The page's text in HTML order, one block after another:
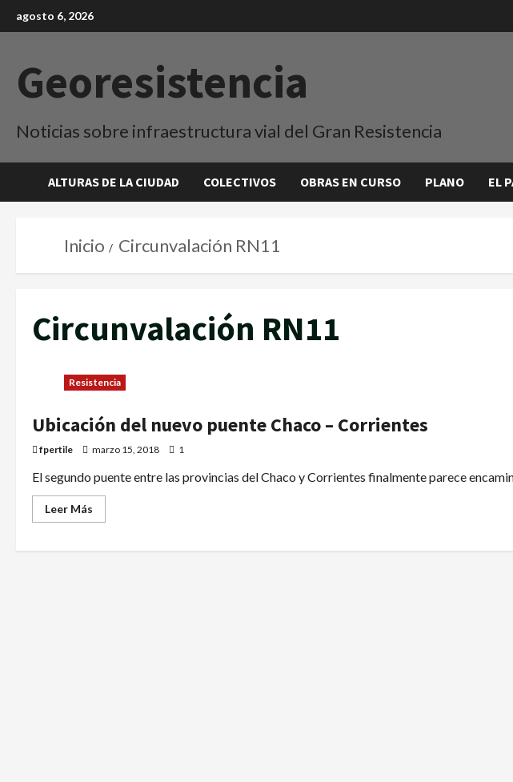
agosto 6, 2026
Georesistencia
Noticias sobre infraestructura vial del Gran Resistencia
ALTURAS DE LA CIUDAD COLECTIVOS OBRAS EN CURSO PLANO EL
Inicio Circunvalación RN11
Circunvalación RN11
Resistencia
Ubicación del nuevo puente Chaco – Corrientes
fpertile marzo 15, 2018 1
El segundo puente entre las provincias del Chaco y Corrientes finalmente parece
Leer Más